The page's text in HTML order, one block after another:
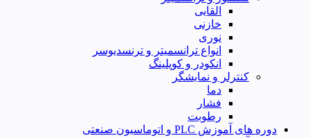
القایی
خازنی
نوری
انواع ترانسمیتر و ترنسدیوسر
انکودر و کوپلینگ
کنترلر و نمایشگر
دما
فشار
رطوبت
دوره های آموزش PLC و اتوماسیون صنعتی